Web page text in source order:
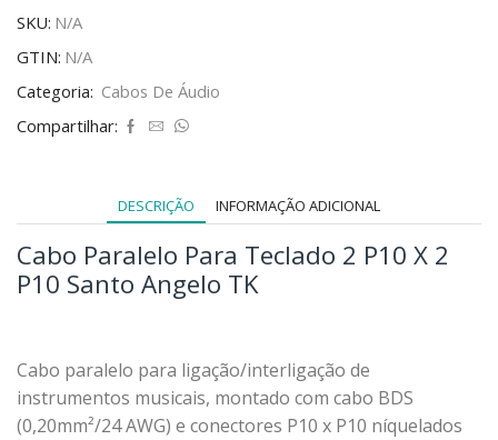
SKU: N/A
GTIN: N/A
Categoria: Cabos De Áudio
Compartilhar:
DESCRIÇÃO INFORMAÇÃO ADICIONAL
Cabo Paralelo Para Teclado 2 P10 X 2
P10 Santo Angelo TK
Cabo paralelo para ligação/interligação de
instrumentos musicais, montado com cabo BDS
(0,20mm²/24 AWG) e conectores P10 x P10 níquelados